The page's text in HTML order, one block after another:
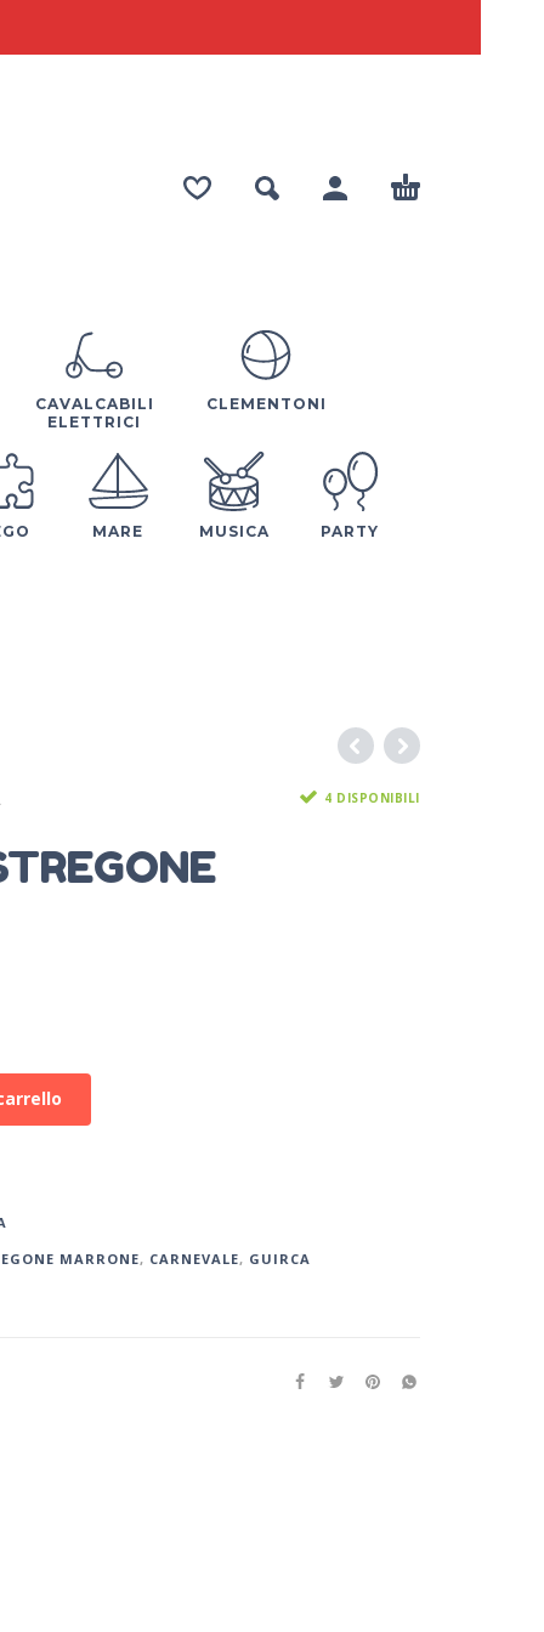
CAVALCABILI
ELETTRICI
CLEMENTONI
MARE MUSICA PARTY
4 DISPONIBILI
MARRONE, CARNEVALE, GUIRCA